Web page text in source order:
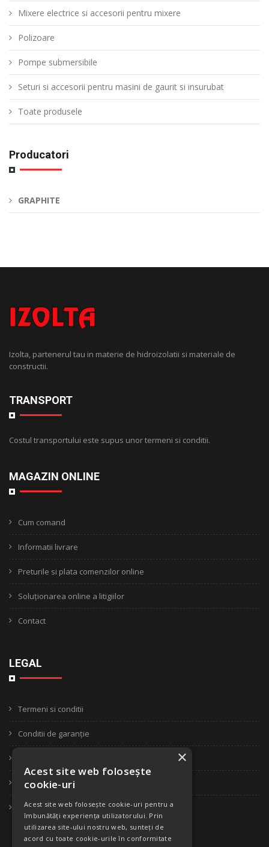
Mixere electrice si accesorii pentru mixere
Polizoare
Pompe submersibile
Seturi si accesorii pentru masini de gaurit si insurubat
Toate produsele
Producatori
GRAPHITE
Izolta, partenerul tau in materie de hidroizolatii si materiale de
constructii.
TRANSPORT
Costul transportului este supus unor termeni si conditii.
MAGAZIN ONLINE
Cum comand
Informatii livrare
Preturile si plata comenzilor online
Soluționarea online a litigiilor
Contact
LEGAL
Termeni si conditii
Conditii de garanție
Politica de retur
ANPC
×
Acest site web folosește
cookie-uri
Acest site web folosește cookie-uri pentru a
îmbunătăți experiența utilizatorului. Prin
utilizarea site-ului nostru web, sunteți de
acord cu toate cookie-urile în conformitate